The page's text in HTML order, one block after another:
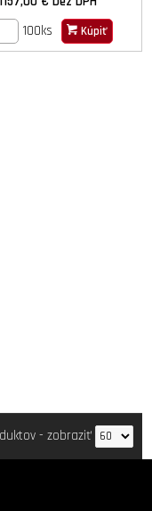
100ks
Kúpiť
- zobraziť